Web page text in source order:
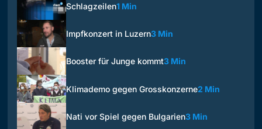
Schlagzeilen1 Min
Impfkonzert in Luzern3 Min
Booster für Junge kommt3 Min
Klimademo gegen Grosskonzerne2 Min
Nati vor Spiel gegen Bulgarien3 Min